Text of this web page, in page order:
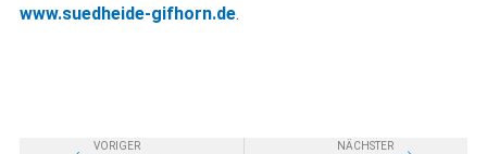
www.suedheide-gifhorn.de.
VORIGER NÄCHSTER